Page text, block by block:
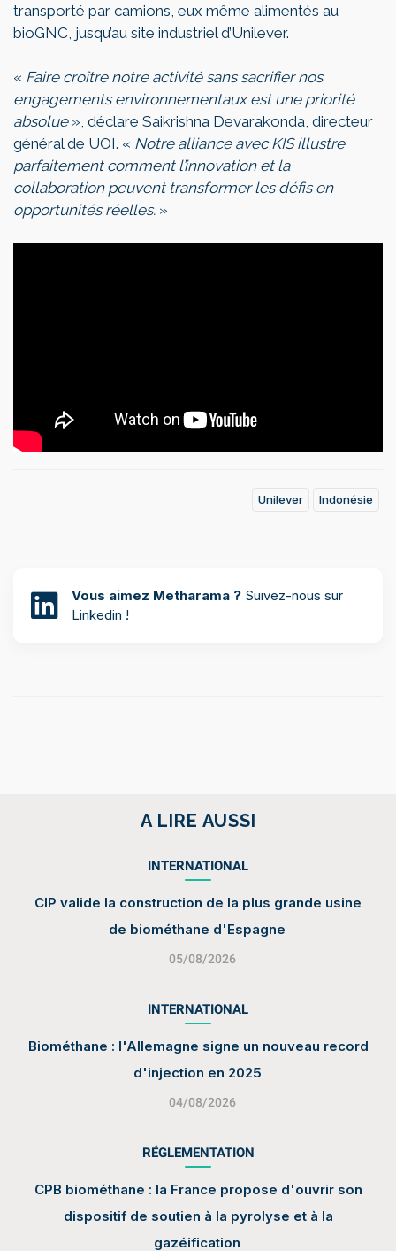
transporté par camions, eux même alimentés au
bioGNC, jusqu’au site industriel d’Unilever.
« Faire croître notre activité sans sacrifier nos
engagements environnementaux est une priorité
absolue», déclare Saikrishna Devarakonda, directeur
général de UOI. « Notre alliance avec KIS illustre
parfaitement comment l’innovation et la
collaboration peuvent transformer les défis en
opportunités réelles. »
Unilever Indonésie
Vous aimez Metharama ? Suivez-nous sur
Linkedin !
A LIRE AUSSI
INTERNATIONAL
CIP valide la construction de la plus grande usine
de biométhane d'Espagne
05/08/2026
INTERNATIONAL
Biométhane : l'Allemagne signe un nouveau record
d'injection en 2025
04/08/2026
RÉGLEMENTATION
CPB biométhane : la France propose d'ouvrir son
dispositif de soutien à la pyrolyse et à la
gazéification